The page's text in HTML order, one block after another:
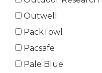
Outwell
PackTowl
Pacsafe
Pale Blue